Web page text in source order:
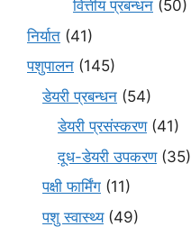
वित्तीय प्रबन्धन (50)
निर्यात (41)
पशुपालन (145)
डेयरी प्रबन्धन (54)
डेयरी प्रसंस्करण(41)
दूध-डेयरी उपकरण(35)
पक्षी फार्मिंग (11)
पशु स्वास्थ्य(49)